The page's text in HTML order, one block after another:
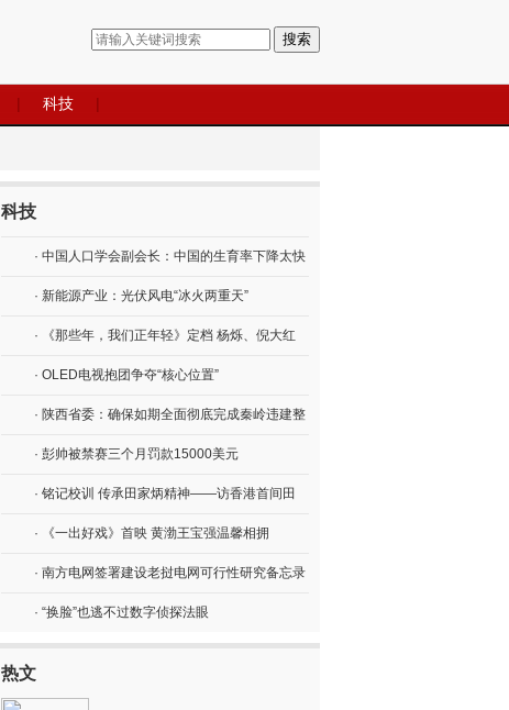
搜索
| 科技 |
科技
· 中国人口学会副会长：中国的生育率下降太快
· 新能源产业：光伏风电“冰火两重天”
· 《那些年，我们正年轻》定档 杨烁、倪大红
· OLED电视抱团争夺“核心位置”
· 陕西省委：确保如期全面彻底完成秦岭违建整
· 彭帅被禁赛三个月罚款15000美元
· 铭记校训 传承田家炳精神——访香港首间田
· 《一出好戏》首映 黄渤王宝强温馨相拥
· 南方电网签署建设老挝电网可行性研究备忘录
· “换脸”也逃不过数字侦探法眼
热文